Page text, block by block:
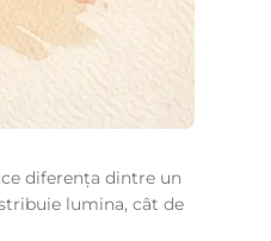
diferența dintre un
lumina, cât de